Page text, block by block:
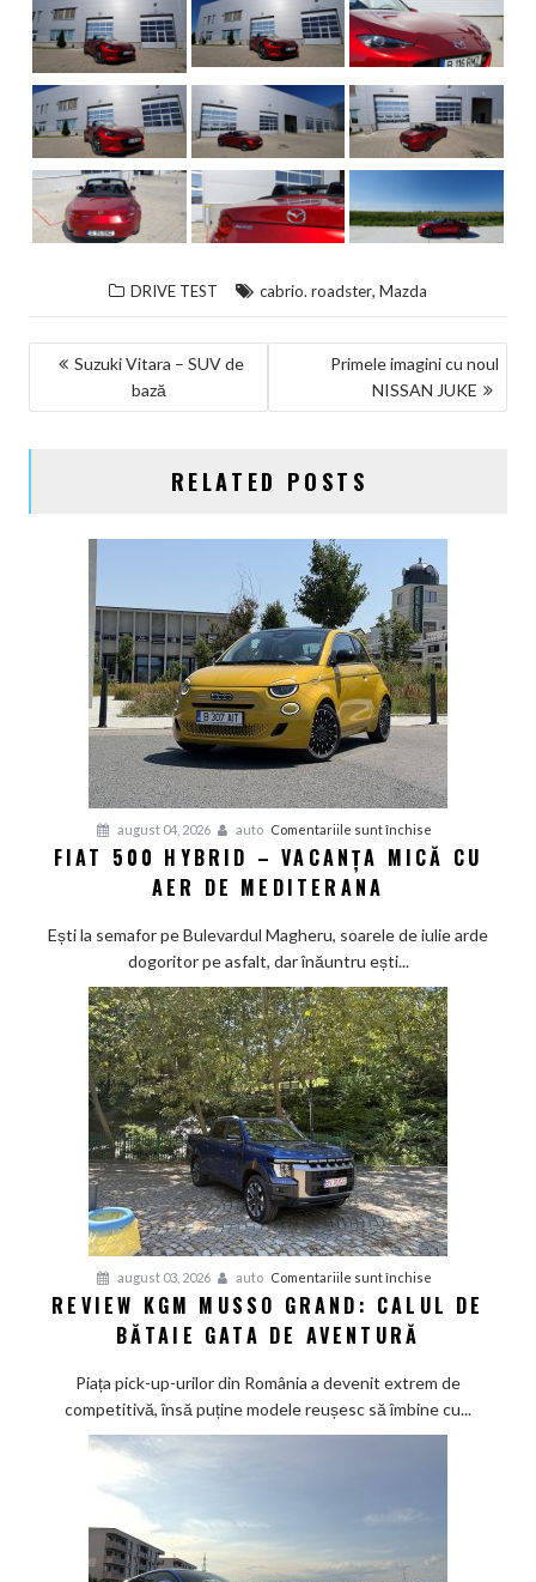
DRIVE TEST cabrio. roadster, Mazda
NAVIGARE
Suzuki Vitara – SUV de
bază
Primele imagini cu noul
NISSAN JUKE
RELATED POSTS
august 04, 2026 auto Comentariile sunt închise
Fiat
–
mică
cu
aer
de
Mediterana
FIAT 500 HYBRID – VACANȚA MICĂ CU
AER DE MEDITERANA
Ești la semafor pe Bulevardul Magheru, soarele de iulie arde
dogoritor pe asfalt, dar înăuntru ești...
august 03, 2026 auto Comentariile sunt închise
Review
Grand:
Calul
de
REVIEW KGM MUSSO GRAND: CALUL DE
BĂTAIE GATA DE AVENTURĂ
Piața pick-up-urilor din România a devenit extrem de
competitivă, însă puține modele reușesc să îmbine cu...